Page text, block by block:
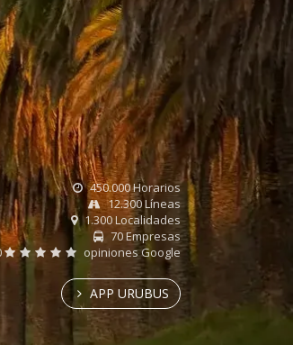
online
Tus
450.000 Horarios
12.300 Líneas
1.300 Localidades
70 Empresas
opiniones Google
APP URUBUS